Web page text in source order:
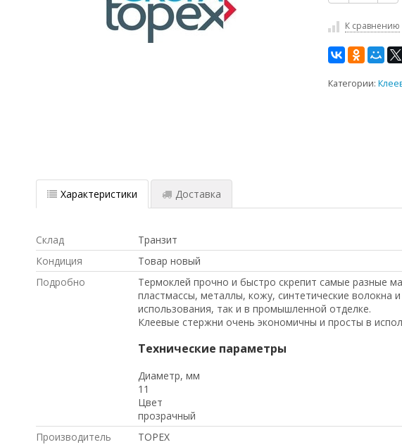
К сравнению
Категории:
Характеристики Доставка
Склад
Транзит
Кондиция
Товар новый
Подробно
Термоклей прочно и быстро скрепит самые разные
пластмассы, металлы, кожу, синтетические волокна
использования, так и в промышленной отделке.
Клеевые стержни очень экономичны и просты в
Технические параметры
Диаметр, мм
11
Цвет
прозрачный
Производитель
TOPEX